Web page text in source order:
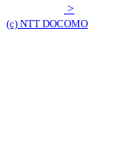
>
(c) NTT DOCOMO